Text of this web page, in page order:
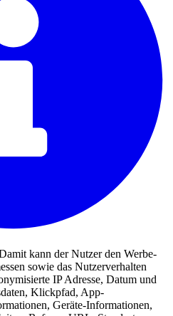
kann der Nutzer den Werbe-
sowie das Nutzerverhalten
IP Adresse, Datum und
Klickpfad, App-
Geräte-Informationen,